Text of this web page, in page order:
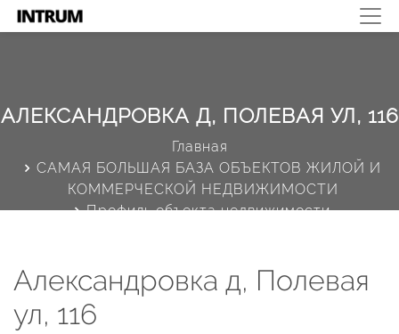
АЛЕКСАНДРОВКА Д, ПОЛЕВАЯ УЛ, 116
Главная
САМАЯ БОЛЬШАЯ БАЗА ОБЪЕКТОВ ЖИЛОЙ И
КОММЕРЧЕСКОЙ НЕДВИЖИМОСТИ
Профиль объекта недвижимости
Александровка д, Полевая
ул, 116